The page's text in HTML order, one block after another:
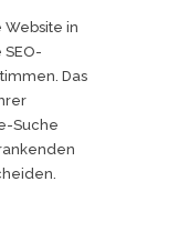
Website in
Das
Suche